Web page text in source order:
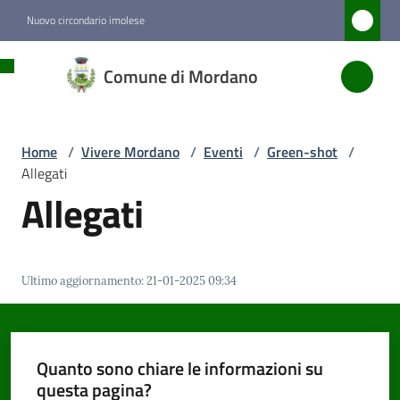
Nuovo circondario imolese
Comune di Mordano
di
Servizi
Vivere
Mordano
Menu selezionato
Home / Vivere Mordano / Eventi / Green-shot /
Allegati
Allegati
Ultimo aggiornamento:21-01-2025 09:34
Quanto sono chiare le informazioni su
questa pagina?